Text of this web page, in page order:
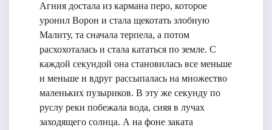
Агния достала из кармана перо, которое
уронил Ворон и стала щекотать злобную
Малиту, та сначала терпела, а потом
расхохоталась и стала кататься по земле. С
каждой секундой она становилась все меньше
и меньше и вдруг рассыпалась на множество
маленьких пузыриков. В эту же секунду по
руслу реки побежала вода, сияя в лучах
заходящего солнца. А на фоне заката